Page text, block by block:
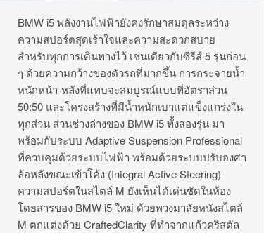
BMW i5 พลังงานไฟฟ้ายังคงรักษาสมดุลระหว่าง
ความสปอร์ตสุดเร้าใจและความสะดวกสบาย
สำหรับทุกการเดินทางไว้ เช่นเดียวกับซีรีส์ 5 รุ่นก่อน
ๆ ด้วยความกว้างของตัวรถที่มากขึ้น การกระจายน้ำ
หนักหน้า-หลังที่แทบจะสมบูรณ์แบบที่อัตราส่วน
50:50 และโครงสร้างที่มีน้ำหนักเบาแต่แข็งแกร่งใน
ทุกส่วน ส่วนช่วงล่างของ BMW i5 ทั้งสองรุ่น มา
พร้อมกับระบบ Adaptive Suspension Professional
ที่ควบคุมด้วยระบบไฟฟ้า พร้อมด้วยระบบปรับองศา
ล้อหลังขณะเข้าโค้ง (Integral Active Steering)
ความสปอร์ตในสไตล์ M ยังเห็นได้เด่นชัดในห้อง
โดยสารของ BMW i5 ใหม่ ด้วยพวงมาลัยหนังสไตล์
M ตกแต่งด้วย CraftedClarity ที่ทำจากแก้วคริสตัล